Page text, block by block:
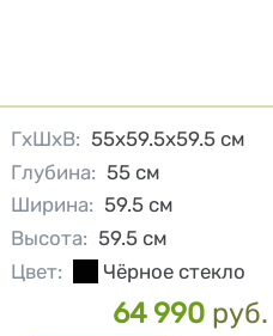
Характеристики
ГхШхВ: 55x59.5x59.5 см
Глубина: 55 см
Ширина: 59.5 см
Высота: 59.5 см
Цвет:
Чёрное стекло
Цена
64 990 руб.